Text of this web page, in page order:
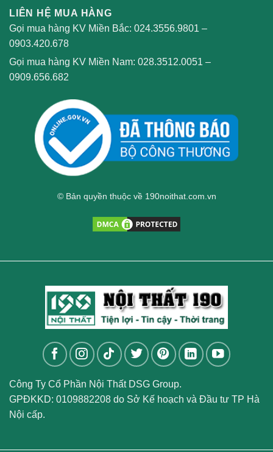
LIÊN HỆ MUA HÀNG
Gọi mua hàng KV Miền Bắc: 024.3556.9801 –
0903.420.678
Gọi mua hàng KV Miền Nam: 028.3512.0051 –
0909.656.682
© Bản quyền thuộc về 190noithat.com.vn
Công Ty Cổ Phần Nội Thất DSG Group.
GPĐKKD: 0109882208 do Sở Kế hoạch và Đầu tư TP Hà
Nội cấp.